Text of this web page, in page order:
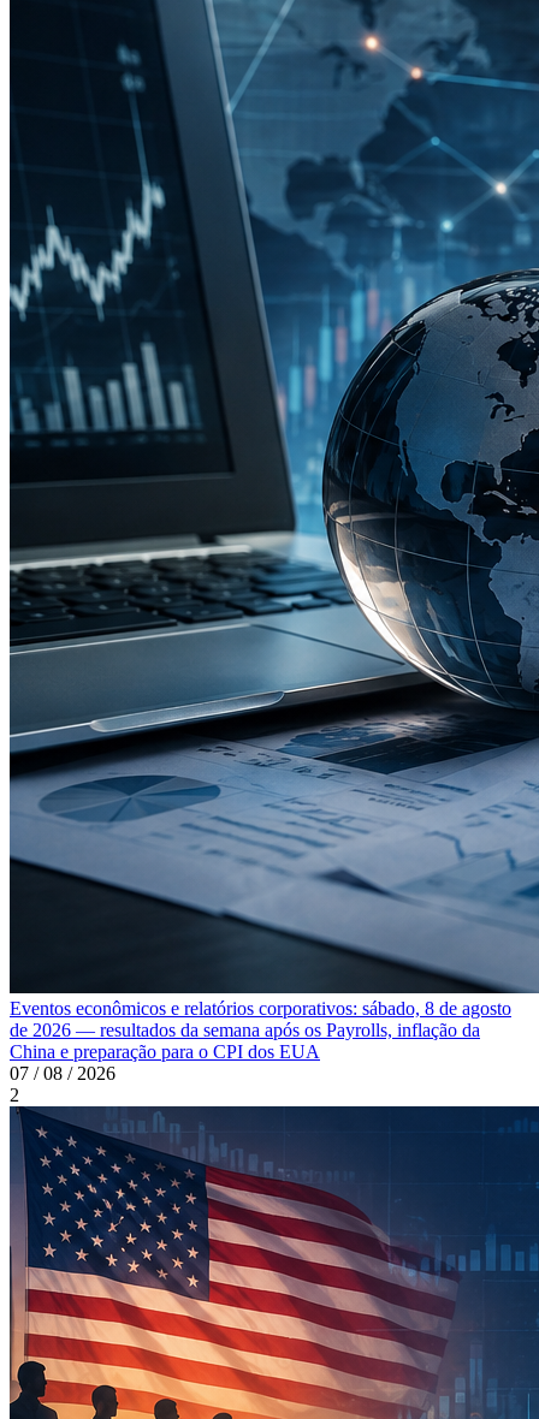
Eventos econômicos e relatórios corporativos: sábado, 8 de agosto
de 2026 — resultados da semana após os Payrolls, inflação da
China e preparação para o CPI dos EUA
07 / 08 / 2026
2